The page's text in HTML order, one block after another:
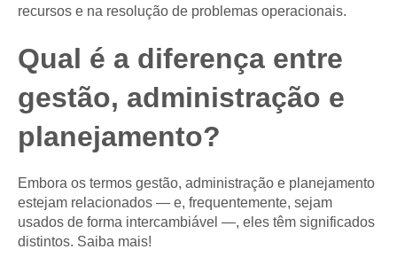
recursos e na resolução de problemas operacionais.
Qual é a diferença entre
gestão, administração e
planejamento?
Embora os termos gestão, administração e planejamento
estejam relacionados — e, frequentemente, sejam
usados de forma intercambiável —, eles têm significados
distintos. Saiba mais!